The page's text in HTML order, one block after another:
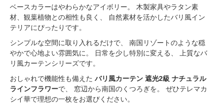
ベースカラーはやわらかなアイボリー。 木製家具やラタン素
材、観葉植物との相性も良く、 自然素材を活かしたバリ風イン
テリアにぴったりです。
シンプルな空間に取り入れるだけで、 南国リゾートのような穏
やかで心地よい雰囲気に。 日常を少し特別に変える、 上質なバ
リ風カーテンシリーズです。
おしゃれで機能性も備えた バリ風カーテン 遮光2級 ナチュラル
ラインフラワーで、 窓辺から南国のくつろぎを。 ぜひテレマカ
シイ華で理想の一枚をお選びください。